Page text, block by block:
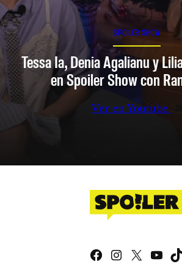
SPOILER SHOW
Tessa Ia, Denia Agalianu y
en Spoiler Show con
Ver en Youtube
Facebook
X